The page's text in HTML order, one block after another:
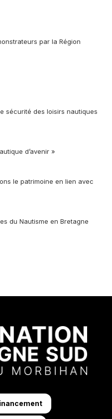
par la Région
sécurité des loisirs nautiques
d’avenir »
le patrimoine en lien avec
du Nautisme en Bretagne